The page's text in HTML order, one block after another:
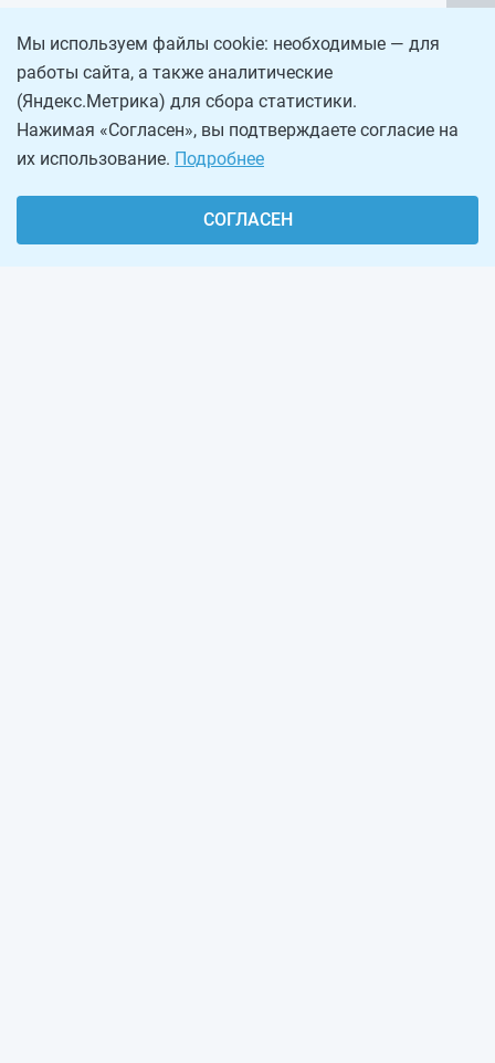
Мы используем файлы cookie: необходимые — для
работы сайта, а также аналитические
(Яндекс.Метрика) для сбора статистики.
Нажимая «Согласен», вы подтверждаете согласие на
их использование. Подробнее
СОГЛАСЕН